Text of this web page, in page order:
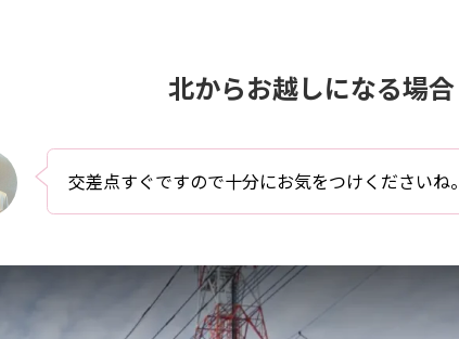
北からお越しになる場合
交差点すぐですので十分にお気をつけくださいね。